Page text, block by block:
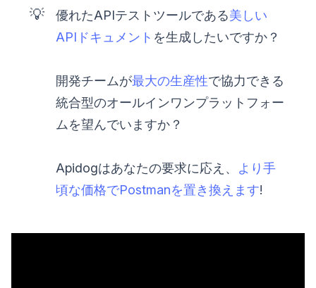
💡 優れたAPIテストツールである美しい
APIドキュメント を生成したいですか？
開発チームが最大の生産性で協力できる
統合型のオールインワンプラットフォー
ムを望んでいますか？
Apidogはあなたの要求に応え、 より手
頃な価格でPostmanを置き換えます!